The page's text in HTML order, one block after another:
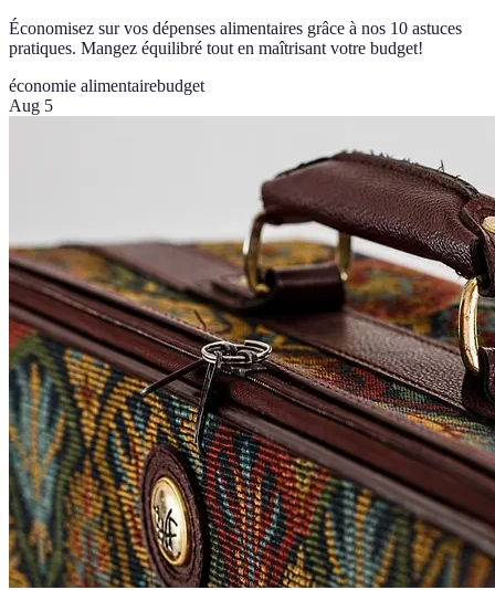
Économisez sur vos dépenses alimentaires grâce à nos 10 astuces
pratiques. Mangez équilibré tout en maîtrisant votre budget!
économie alimentairebudget
Aug 5